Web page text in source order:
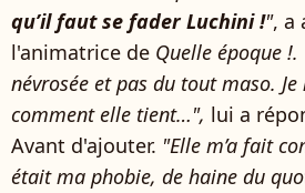
qu’il faut se fader Luchini !", a
l'animatrice de Quelle époque !.
névrosée et pas du tout maso.
comment elle tient…", lui a
Avant d'ajouter. "Elle m’a fait
était ma phobie, de haine du